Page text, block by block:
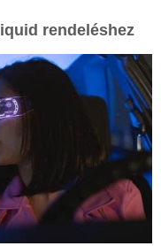
liquid rendeléshez